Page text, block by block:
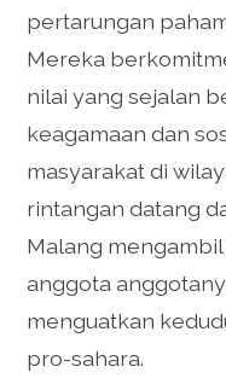
pertarungan
Mereka
nilai yang sejalan
keagamaan dan
masyarakat di
rintangan datang
Malang
anggota
menguatkan
pro-sahara.